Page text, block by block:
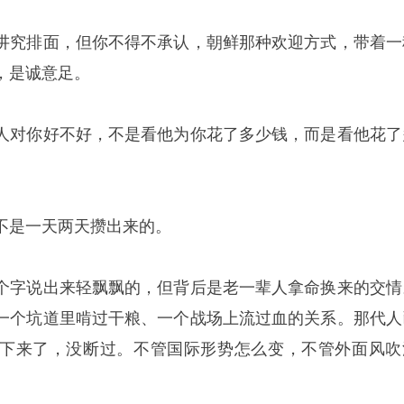
究排面，但你不得不承认，朝鲜那种欢迎方式，带着
诚意足。
对你好不好，不是看他为你花了多少钱，而是看他花了
一天两天攒出来的。
说出来轻飘飘的，但背后是老一辈人拿命换来的交情
个坑道里啃过干粮、一个战场上流过血的关系。那代
来了，没断过。不管国际形势怎么变，不管外面风吹